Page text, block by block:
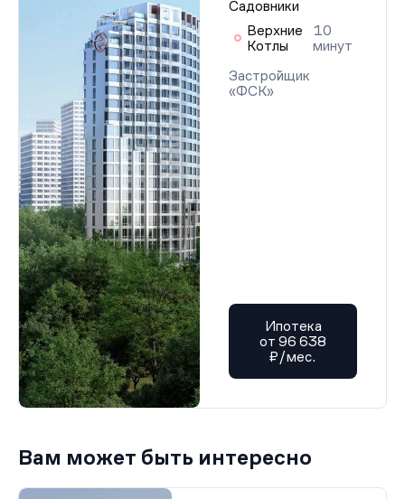
Садовники
Верхние
Котлы
10
минут
Застройщик
«ФСК»
Ипотека
от 96 638
₽/мес.
Вам может быть интересно